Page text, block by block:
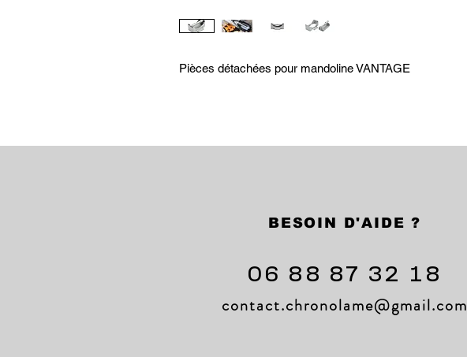
Pièces détachées pour mandoline VANTAGE
BESOIN D'AIDE ?
06 88 87 32 18
contact.chronolame@gmail.com